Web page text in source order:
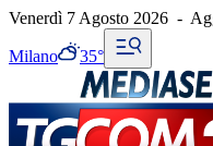
Venerdì 7 Agosto 2026 -
Milano 35°